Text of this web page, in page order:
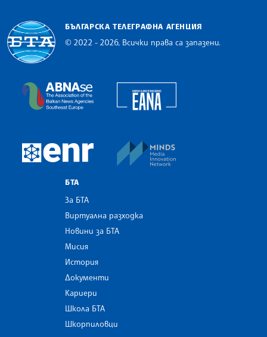
БЪЛГАРСКА ТЕЛЕГРАФНА АГЕНЦИЯ
© 2022 - 2026, Всички права са запазени.
The Assocoation of the Balkan News Agencies
European Newsroom
БТА
За БТА
Виртуална разходка
Новини за БТА
Мисия
История
Документи
Кариери
Школа БТА
Шкорпиловци